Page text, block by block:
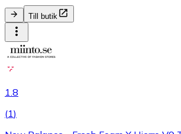
Till butik
1.8
(1)